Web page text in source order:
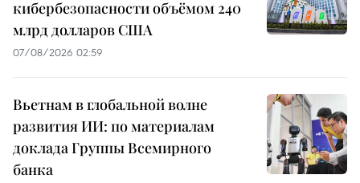
кибербезопасности объёмом 240
млрд долларов США
07/08/2026 02:59
Вьетнам в глобальной волне
развития ИИ: по материалам
доклада Группы Всемирного
банка